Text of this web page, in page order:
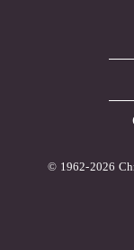
© 1962-2026